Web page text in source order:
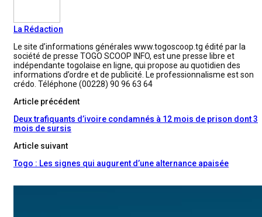
La Rédaction
Le site d’informations générales www.togoscoop.tg édité par la
société de presse TOGO SCOOP INFO, est une presse libre et
indépendante togolaise en ligne, qui propose au quotidien des
informations d’ordre et de publicité. Le professionnalisme est son
crédo. Téléphone (00228) 90 96 63 64
Article précédent
Deux trafiquants d’ivoire condamnés à 12 mois de prison dont 3
mois de sursis
Article suivant
Togo : Les signes qui augurent d’une alternance apaisée